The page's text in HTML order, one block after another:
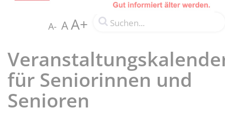
A- AA+
für Seniorinnen und
Senioren